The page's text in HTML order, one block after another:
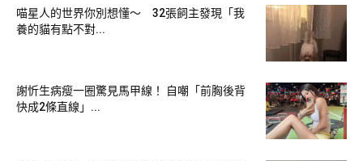
了！內部人員已接連通宵趕工三天修復 bug，我們會持續聆聽
用戶的需求與回饋，推出更創新、更有趣的 App 功能，讓冰
喵星人的世界你別想懂～ 32張飼主發現「我
養的貓有點不對...
謝忻生病瘦一圈驚見馬甲線！ 自嘲「前胸後背
快成2條直線」...